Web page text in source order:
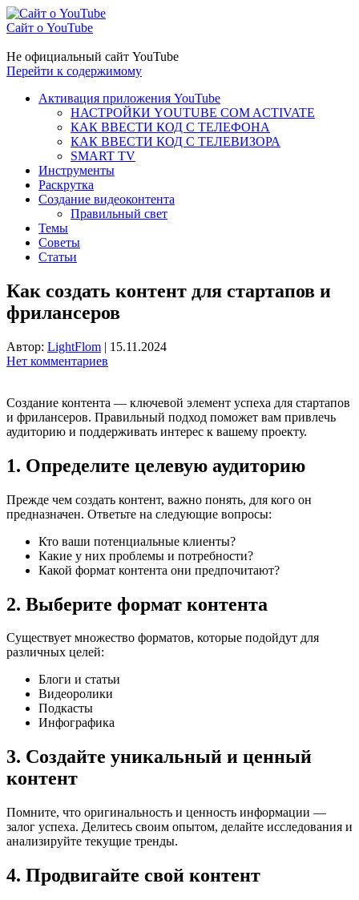
Сайт о YouTube
Не официальный сайт YouTube
Перейти к содержимому
Активация приложения YouTube
НАСТРОЙКИ YOUTUBE COM ACTIVATE
КАК ВВЕСТИ КОД С ТЕЛЕФОНА
КАК ВВЕСТИ КОД С ТЕЛЕВИЗОРА
SMART TV
Инструменты
Раскрутка
Создание видеоконтента
Правильный свет
Темы
Советы
Статьи
Как создать контент для стартапов и
фрилансеров
Автор: LightFlom | 15.11.2024
Нет комментариев
Создание контента — ключевой элемент успеха для стартапов
и фрилансеров. Правильный подход поможет вам привлечь
аудиторию и поддерживать интерес к вашему проекту.
1. Определите целевую аудиторию
Прежде чем создать контент, важно понять, для кого он
предназначен. Ответьте на следующие вопросы:
Кто ваши потенциальные клиенты?
Какие у них проблемы и потребности?
Какой формат контента они предпочитают?
2. Выберите формат контента
Существует множество форматов, которые подойдут для
различных целей:
Блоги и статьи
Видеоролики
Подкасты
Инфографика
3. Создайте уникальный и ценный
контент
Помните, что оригинальность и ценность информации —
залог успеха. Делитесь своим опытом, делайте исследования и
анализируйте текущие тренды.
4. Продвигайте свой контент